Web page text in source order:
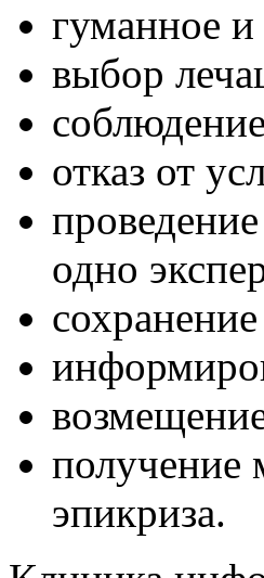
гуманное
выбор
отказ от
одно
получение
эпикриза.